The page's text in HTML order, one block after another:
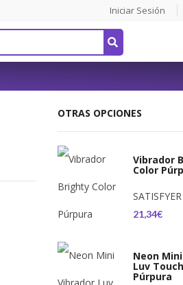
Iniciar Sesión
OTRAS OPCIONES
Vibrador
Color
SATISFYER
21,34€
Neon
Luv
Púrpura